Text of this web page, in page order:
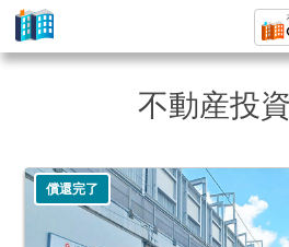
ク
ド
フ
ァ
不動産投
償還完了